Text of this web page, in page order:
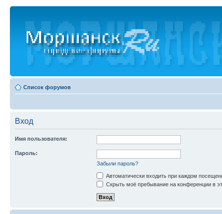
Список форумов
Вход
Имя пользователя:
Пароль:
Забыли пароль?
Автоматически входить при каждом
Скрыть моё пребывание на конференции в